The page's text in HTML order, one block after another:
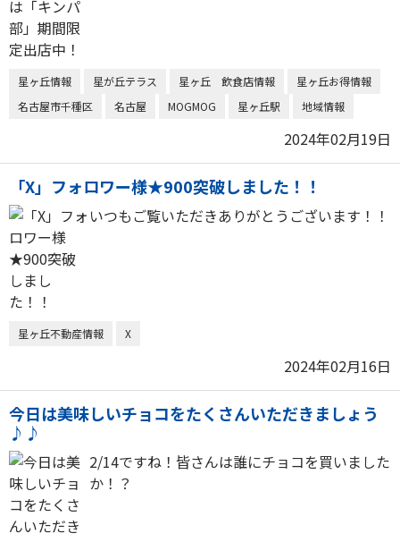
星ヶ丘情報 星が丘テラス 星ヶ丘 飲食店情報
星ヶ丘お得情報
名古屋市千種区
名古屋 MOGMOG 星ヶ丘駅 地域情報
2024年02月19日
「X」フォロワー様★900突破しました！！
いつもご覧いただきありがとうございます！！
星ヶ丘不動産情報 X
2024年02月16日
今日は美味しいチョコをたくさんいただきましょう
♪♪
2/14ですね！皆さんは誰にチョコを買いました
か！？